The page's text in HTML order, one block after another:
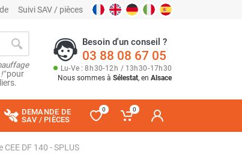
Suivi SAV / pièces
pour
Besoin d'un conseil ?
03 88 08 67 05
Lu-Ve : 8h30-12h / 13h30-17h30
Nous sommes à Sélestat, en Alsace
DEMANDE DE
SAV / PIÈCES
0 0
DF 140 - SPLUS